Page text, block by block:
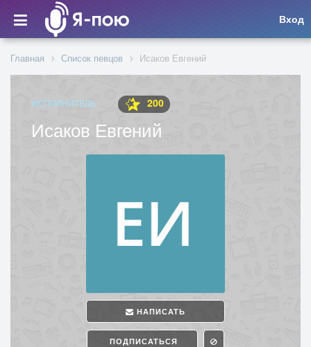
Вход
Главная Список певцов Исаков Евгений
ИСПОЛНИТЕЛЬ 200
Исаков Евгений
НАПИСАТЬ
ПОДПИСАТЬСЯ